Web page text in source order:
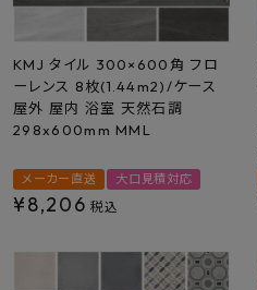
KMJ タイル 300×600角 フロ
ーレンス 8枚(1.44m2)/ケース
屋外 屋内 浴室 天然石調
298x600mm MML
メーカー直送 大口見積対応
¥8,206 税込